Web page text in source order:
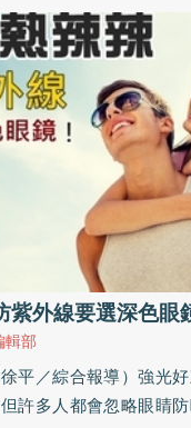
科醫師自己在用的視力
容易視力惡化攝取過多
降變成低血糖，在這種
到的眼疾或視力惡化
代的人好像不太認為
十分密切。（本文摘
）
生活習慣，多多將視線
南投醫院中醫科主任顏
保養喉嚨之餘，也可以
痛羅漢果菊杞茶養生
示羅漢果味甘，性涼
含有parthenolide不僅
止眼部血管平滑肌異
氧化 維生素A保健視力
止痛效果。枸杞子含
光的效果。枸杞子富含
炒決明子有降眼壓、
方便取得，只要記得
子1大匙、炒決明子1大
所有材料放入鍋中，
濾出湯汁即可飲用。
外線要選深色眼
輯部
徐平／綜合報導）強光
許多人都會忽略眼睛